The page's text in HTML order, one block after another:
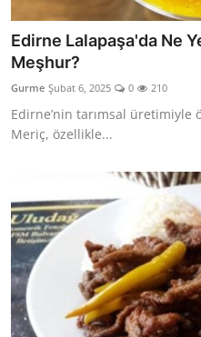
Edirne Lalapaşa'da Ne
Meşhur?
Gurme Şubat 6, 2025 0 210
Edirne’nin tarımsal
Meriç, özellikle...